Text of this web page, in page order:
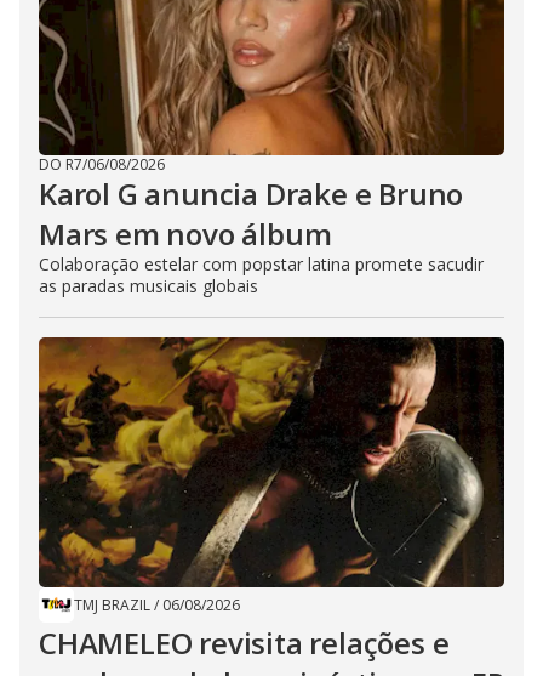
DO R7/06/08/2026
Karol G anuncia Drake e Bruno
Mars em novo álbum
Colaboração estelar com popstar latina promete sacudir
as paradas musicais globais
TMJ BRAZIL/ 06/08/2026
CHAMELEO revisita relações e